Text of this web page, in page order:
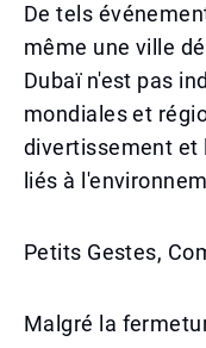
De tels
même une ville
Dubaï n'est pas
mondiales et
divertissement et
liés à
Petits Gestes,
Malgré la